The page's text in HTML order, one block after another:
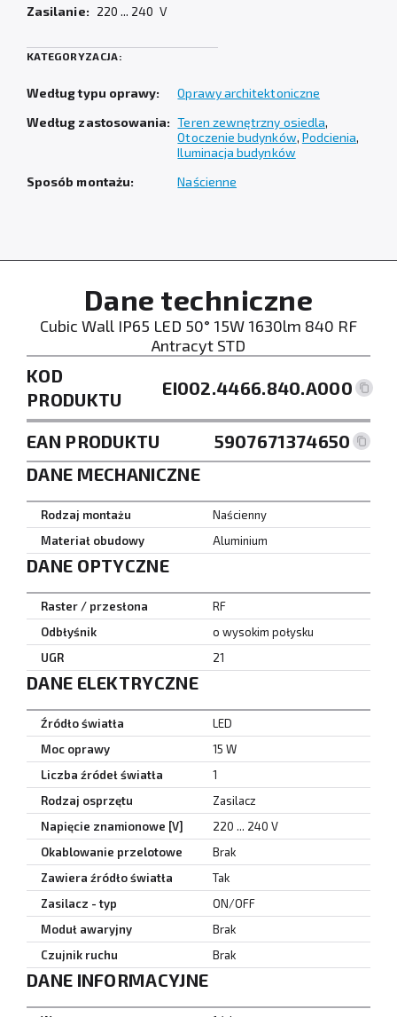
Zasilanie: 220 ... 240 V
KATEGORYZACJA:
Według typu oprawy:
Oprawy architektoniczne
Według zastosowania: Teren zewnętrzny osiedla,
Otoczenie budynków, Podcienia,
Iluminacja budynków
Sposób montażu:
Naścienne
Dane techniczne
Cubic Wall IP65 LED 50° 15W 1630lm 840 RF
Antracyt STD
KOD
PRODUKTU
EI002.4466.840.A000
EAN PRODUKTU
5907671374650
DANE MECHANICZNE
Rodzaj montażu
Naścienny
Materiał obudowy
Aluminium
DANE OPTYCZNE
Raster / przesłona
RF
Odbłyśnik
o wysokim połysku
UGR
21
DANE ELEKTRYCZNE
Źródło światła
LED
Moc oprawy
15 W
Liczba źródeł światła
1
Rodzaj osprzętu
Zasilacz
Napięcie znamionowe [V]
220 ... 240 V
Okablowanie przelotowe
Brak
Zawiera źródło światła
Tak
Zasilacz - typ
ON/OFF
Moduł awaryjny
Brak
Czujnik ruchu
Brak
DANE INFORMACYJNE